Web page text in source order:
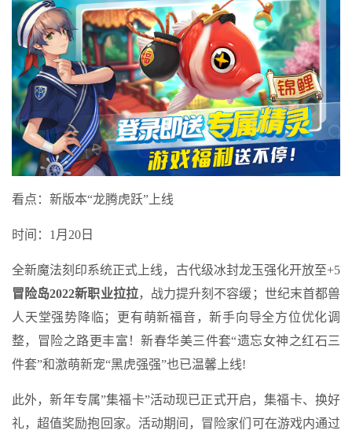
看点：新版本“龙腾虎跃”上线
时间：1月20日
全新魔法刻印系统正式上线，古代级冰封龙玉强化开放至+5
冒险岛2022新职业拉拉，战力提升刻不容缓；世纪末首都兽
人天堂强势降临；更有萌新福音，新手向导全方位优化调
整，冒险之路更丰富！新春华美三件套“遗忘女神之红石三
件套”和激萌新宠“黑虎强强”也已温馨上线!
此外，新年专属”集福卡”活动现已正式开启，集福卡、换好
礼，超值奖励抱回家。活动期间，冒险家们可在游戏内通过